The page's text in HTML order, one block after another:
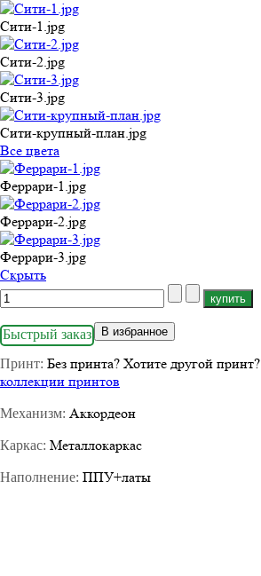
Сити-1.jpg
Сити-2.jpg
Сити-3.jpg
Сити-крупный-план.jpg
Все цвета
Феррари-1.jpg
Феррари-2.jpg
Феррари-3.jpg
Cкрыть
Быстрый заказ В избранное
Принт: Без принта? Хотите другой принт?
коллекции принтов
Механизм: Аккордеон
Каркас: Металлокаркас
Наполнение: ППУ+латы